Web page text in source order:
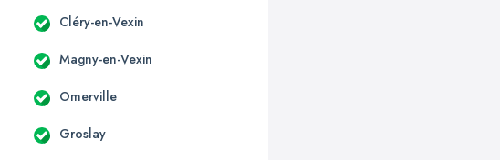
Cléry-en-Vexin
Magny-en-Vexin
Omerville
Groslay